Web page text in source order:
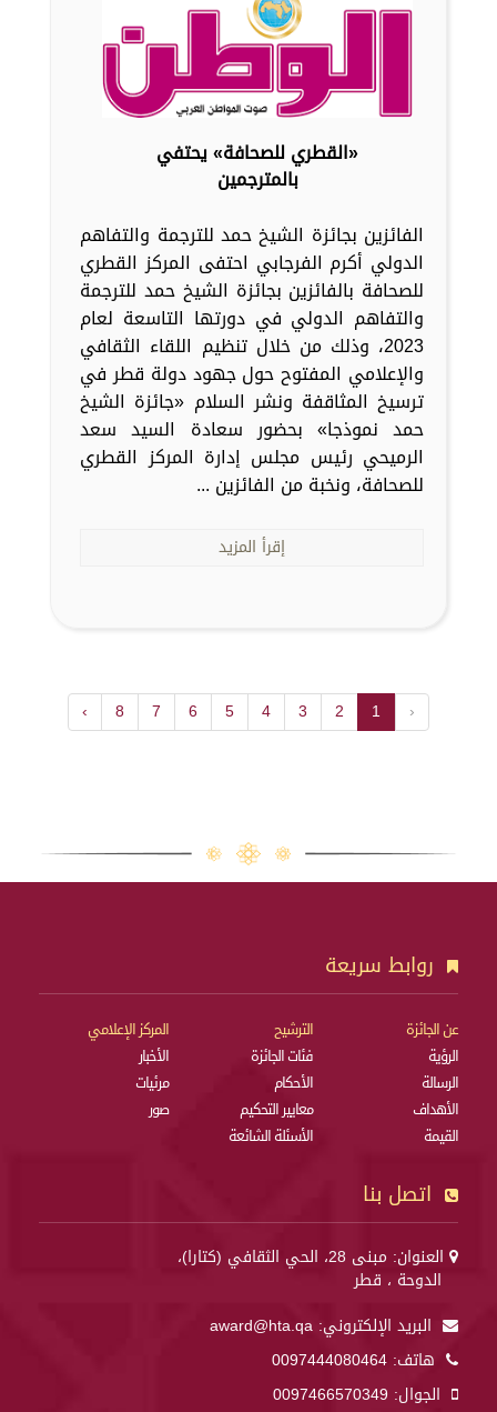
«القطري للصحافة» يحتفي
بالمترجمين
الفائزين بجائزة الشيخ حمد للترجمة والتفاهم
الدولي أكرم الفرجابي احتفى المركز القطري
للصحافة بالفائزين بجائزة الشيخ حمد للترجمة
والتفاهم الدولي في دورتها التاسعة لعام
2023، وذلك من خلال تنظيم اللقاء الثقافي
والإعلامي المفتوح حول جهود دولة قطر في
ترسيخ المثاقفة ونشر السلام «جائزة الشيخ
حمد نموذجا» بحضور سعادة السيد سعد
الرميحي رئيس مجلس إدارة المركز القطري
للصحافة، ونخبة من الفائزين ...
إقرأ المزيد
‹
1
2
3
4
5
6
7
8
›
روابط سريعة
عن الجائزة
الرؤية
الرسالة
الأهداف
القيمة
الترشيح
فئات الجائزة
الأحكام
معايير التحكيم
الأسئلة الشائعة
المركز الإعلامي
الأخبار
مرئيات
صور
اتصل بنا
العنوان: مبنى 28، الحي الثقافي (كتارا)،
الدوحة ، قطر
البريد الإلكتروني: award@hta.qa
هاتف: 0097444080464
الجوال: 0097466570349